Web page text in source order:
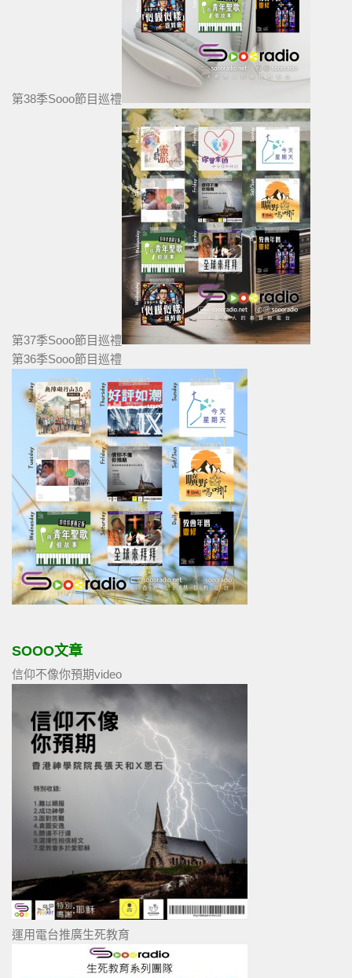
第38季Sooo節目巡禮
第37季Sooo節目巡禮
第36季Sooo節目巡禮
SOOO文章
信仰不像你預期video
運用電台推廣生死教育